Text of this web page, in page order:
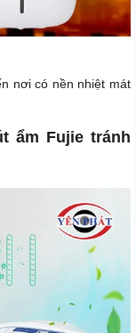
nơi có nền nhiệt mát
ẩm Fujie tránh